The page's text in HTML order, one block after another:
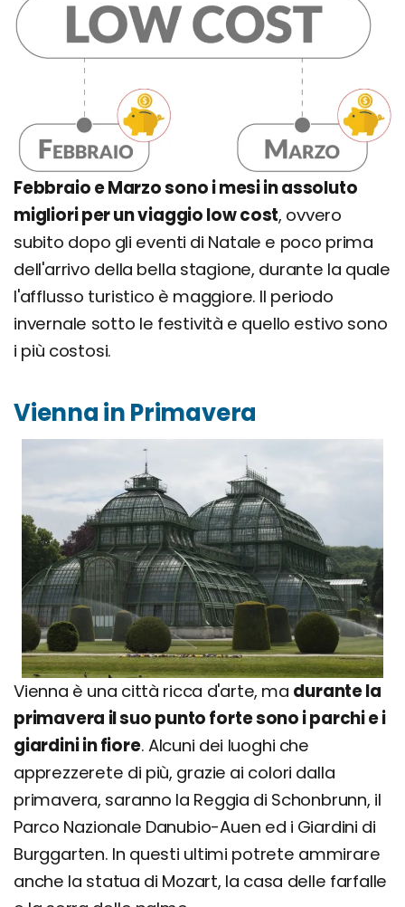
Febbraio e Marzo sono i mesi in assoluto
migliori per un viaggio low cost, ovvero
subito dopo gli eventi di Natale e poco prima
dell'arrivo della bella stagione, durante la quale
l'afflusso turistico è maggiore. Il periodo
invernale sotto le festività e quello estivo sono
i più costosi.
Vienna in Primavera
Vienna è una città ricca d'arte, ma durante la
primavera il suo punto forte sono i parchi e i
giardini in fiore. Alcuni dei luoghi che
apprezzerete di più, grazie ai colori dalla
primavera, saranno la Reggia di Schonbrunn, il
Parco Nazionale Danubio-Auen ed i Giardini di
Burggarten. In questi ultimi potrete ammirare
anche la statua di Mozart, la casa delle farfalle